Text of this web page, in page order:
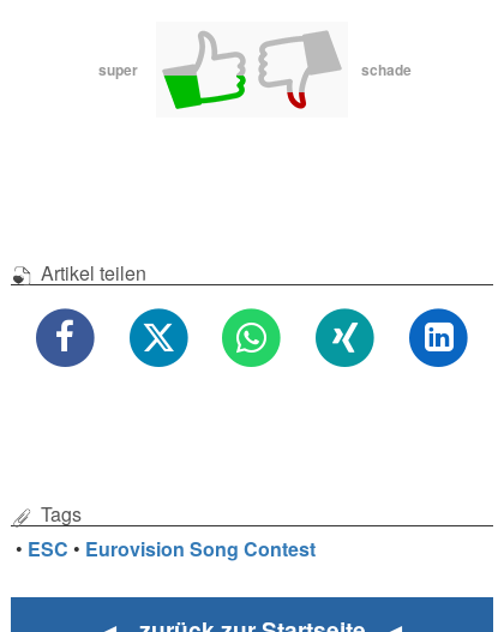
super schade
Artikel teilen
Tags
• ESC • Eurovision Song Contest